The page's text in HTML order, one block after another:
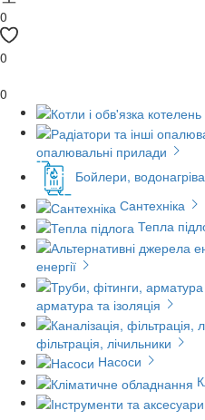
0
0
0
опалювальні прилади
Бойлери,
Сантехніка
Тепла
енергії
арматура та ізоляція
фільтрація, лічильники
Насоси